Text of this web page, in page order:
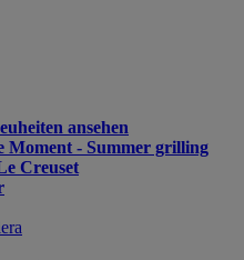
ansehen
Moment - Summer grilling
Creuset